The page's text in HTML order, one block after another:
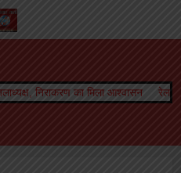
आश्वासन रेलवे बोर्ड अध्यक्ष को मिला